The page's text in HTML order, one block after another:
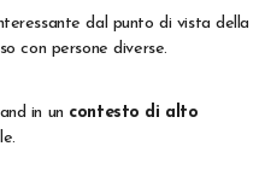
dal punto di vista della
con persone diverse.
in un contesto di alto